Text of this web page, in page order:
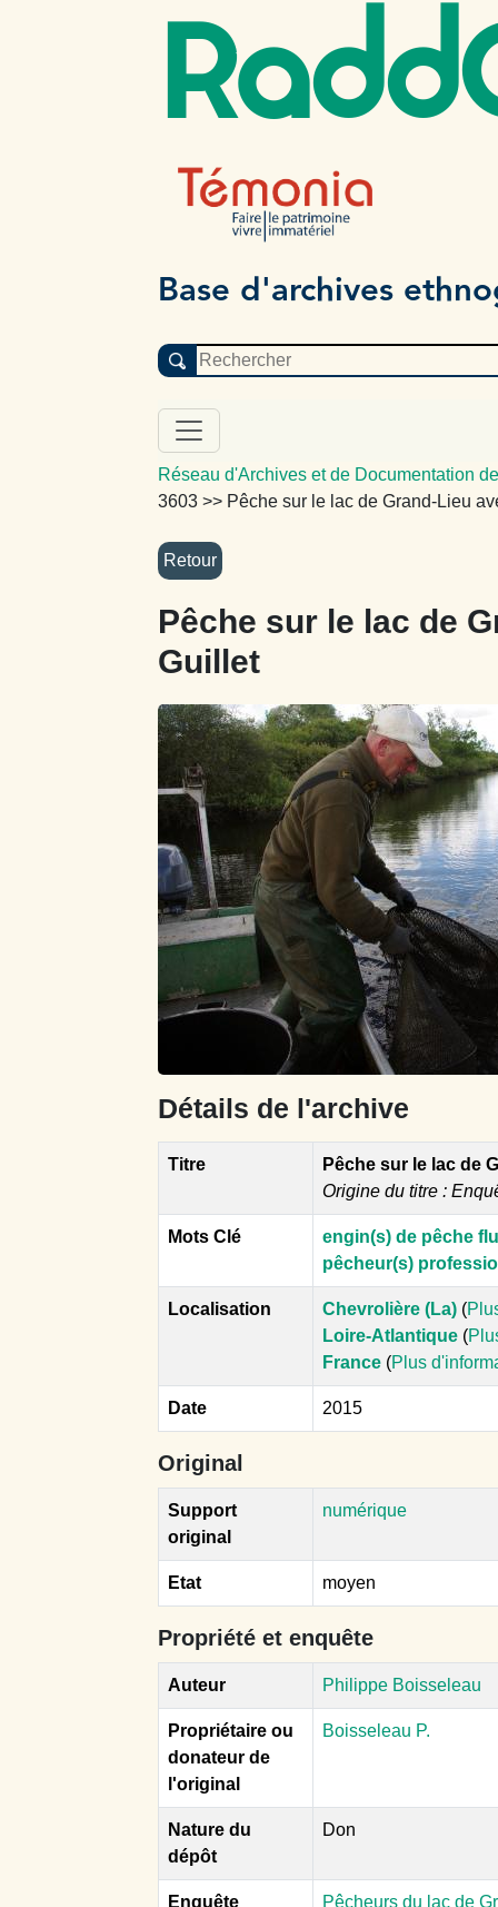
Base d'archives
Réseau d'Archives et de Documentation
3603 >> Pêche sur le lac de Grand-Lieu
Pêche sur le lac de
Guillet
Détails de l'archive
Titre
Pêche sur le lac de
Origine du titre :
Mots Clé
engin(s) de pêche
pêcheur(s)
Localisation Chevrolière (La) (
Loire-Atlantique (
France (Plus
Date 2015
Original
Support
original
numérique
Etat moyen
Propriété et enquête
Auteur Philippe Boisseleau
Propriétaire ou
donateur de
l'original
Boisseleau P.
Nature du
dépôt
Don
Enquête
Pêcheurs du lac de